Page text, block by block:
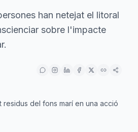
han netejat el litoral
sobre l'impacte
residus del fons marí en una acció